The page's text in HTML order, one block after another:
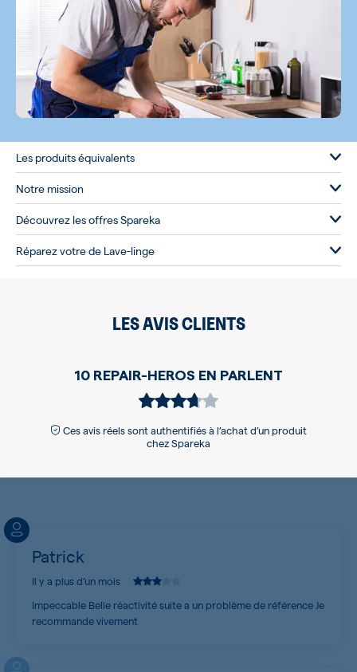
Les produits équivalents
Notre mission
Découvrez les offres Spareka
Réparez votre de Lave-linge
LES AVIS CLIENTS
10 REPAIR-HEROS EN PARLENT
Ces avis réels sont authentifiés à l’achat d’un produit
chez Spareka
Patrick
Il y a plus d’un mois
Impeccable Belle réactivité suite a un problème de référence Je
recommande vivement